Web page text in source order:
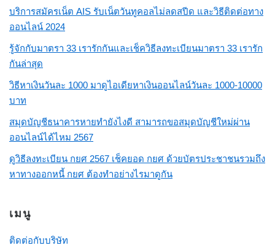
บริการสมัครเน็ต AIS รับเน็ตวันทูคอลไม่ลดสปีด และวิธีติดต่อทาง
ออนไลน์ 2024
รู้จักกับมาตรา 33 เรารักกันและเช็ควิธีลงทะเบียนมาตรา 33 เรารัก
กันล่าสุด
วิธีหาเงินวันละ 1000 มาดูไอเดียหาเงินออนไลน์วันละ 1000-10000
บาท
สมุดบัญชีธนาคารหายทำยังไงดี สามารถขอสมุดบัญชีใหม่ผ่าน
ออนไลน์ได้ไหม 2567
ดูวิธีลงทะเบียน กยศ 2567 เช็คยอด กยศ ด้วยบัตรประชาชนรวมถึง
หาทางออกหนี้ กยศ ต้องทำอย่างไรมาดูกัน
เมนู
ติดต่อกับบริษัท